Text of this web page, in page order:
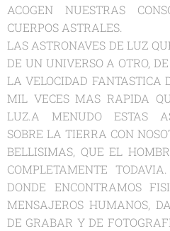
ACOGEN NUESTRAS
CUERPOS ASTRALES.
LAS ASTRONAVES DE LUZ
DE UN UNIVERSO A OTRO,
LA VELOCIDAD FANTASTICA
MIL VECES MAS RAPIDA
LUZ.A MENUDO ESTAS
SOBRE LA TIERRA CON
BELLISIMAS, QUE EL
COMPLETAMENTE
DONDE ENCONTRAMOS
MENSAJEROS HUMANOS,
DE GRABAR Y DE